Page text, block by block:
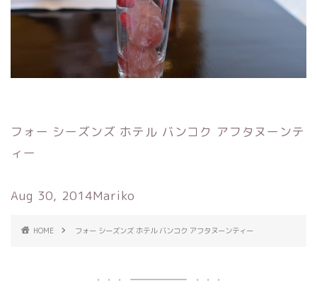
フォー シーズンズ ホテル バンコク アフタヌーンテ
ィー
Aug 30, 2014Mariko
HOME フォー シーズンズ ホテル バンコク アフタヌーンティー